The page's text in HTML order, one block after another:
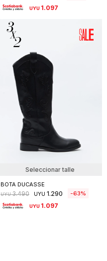
UYU 1.097
Seleccionar talle
BOTA DUCASSE
UYU 3.490 UYU 1.290 63
UYU 1.097